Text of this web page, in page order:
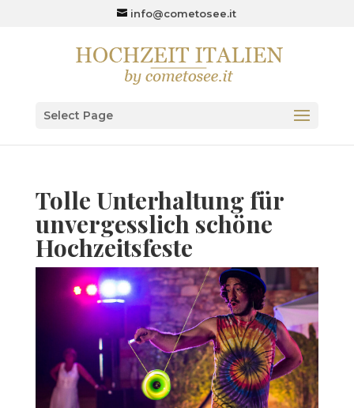
info@cometosee.it
Select Page
Tolle Unterhaltung für
unvergesslich schöne
Hochzeitsfeste